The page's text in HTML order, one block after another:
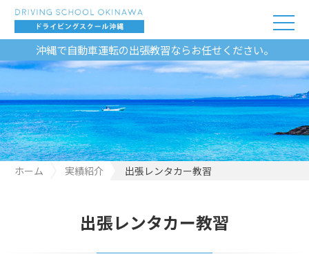
沖縄で自動車運転の出張教習ならお任せください。
ホーム 実績紹介 出張レンタカー教習
出張レンタカー教習